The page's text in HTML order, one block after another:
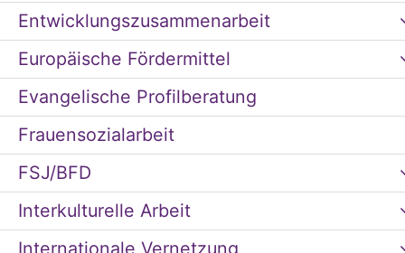
Entwicklungszusammenarbeit
Europäische Fördermittel
Evangelische Profilberatung
Frauensozialarbeit
FSJ/BFD
Interkulturelle Arbeit
Internationale Vernetzung